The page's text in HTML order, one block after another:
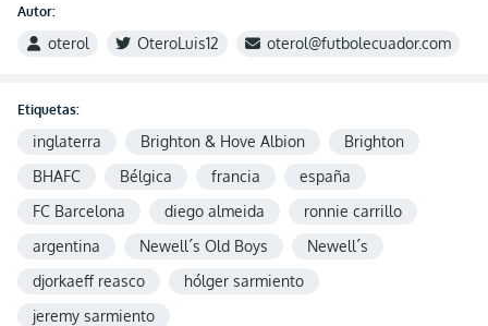
Autor:
oterol OteroLuis12 oterol@futbolecuador.com
Etiquetas:
inglaterra Brighton & Hove Albion
Brighton
BHAFC
Bélgica francia
españa
FC Barcelona
diego almeida
ronnie carrillo
argentina
Newell´s Old Boys
Newell´s
djorkaeff reasco
hólger sarmiento
jeremy sarmiento